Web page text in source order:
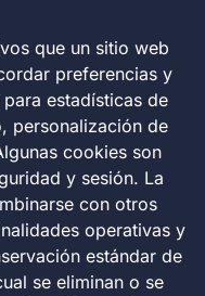
que un sitio web
preferencias y
estadísticas de
personalización de
cookies son
y sesión. La
con otros
operativas y
estándar de
se eliminan o se